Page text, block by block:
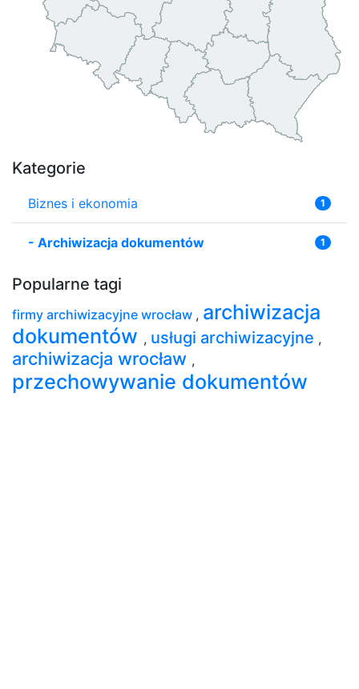
Kategorie
Biznes i ekonomia 1
- Archiwizacja dokumentów 1
Popularne tagi
firmy archiwizacyjne wrocław , archiwizacja
dokumentów , usługi archiwizacyjne ,
archiwizacja wrocław ,
przechowywanie dokumentów